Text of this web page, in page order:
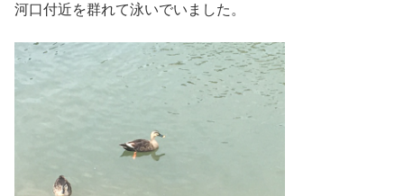
河口付近を群れて泳いでいました。